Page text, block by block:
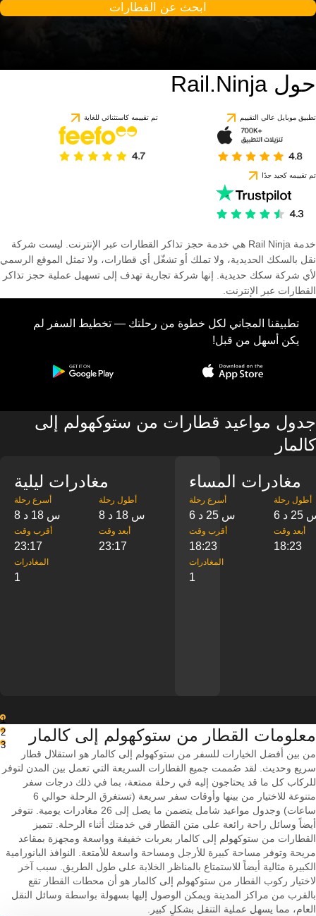
ابحث عن القطارات
حول Rail.Ninja
تطبيق موبايل عالي التقييم تم تقييمه كاستثنائي للغاية
تم تقييمه كجيد جدًا
خدمة Rail Ninja هي خدمة حجز تذاكر القطارات عبر الإنترنت. ليست شركة
نقل بالسكك الحديدية، ولا تملك أو تشغّل أي قطارات، ولا تمثل الموقع الرسمي
لأي شركة سكك حديدية. إنها شركة تجارية تهدف إلى تسهيل عملية حجز تذاكر
القطارات عبر الإنترنت.
تطبيقنا المجاني لكل خطوة من رحلتك — تخطيط السفر لم
يكن أسهل من قبل!
جدول مواعيد قطارات من ستوكهولم إلى
كالمار
مغادرات ليلية
‎أسرع رحلة
8 س 18 د
‎أطول رحلة
8 س 18 د
‎أقرب وقت
23:17
‎أبعد وقت
23:17
‎المغادرات
1
مغادرات المساء
‎أسرع رحلة
6 س 25 د
‎أطول رحلة
25 د
‎أقرب وقت
18:23
‎أبعد وقت
18:23
‎المغادرات
1
1
2
3
معلومات القطار من ‎ستوكهولم إلى ‎كالمار
من بين أفضل الخيارات للسفر من ستوكهولم إلى كالمار هو استقلال قطار
سريع وحديث. لقد صُممت جميع القطارات السريعة التي تعمل بين المدن لتوفر
للركاب كل ما قد يحتاجون إليه في رحلة ممتعة، بما في ذلك درجات سفر
متنوعة للاختيار من بينها وأوقات سفر سريعة (تستغرق الرحلة حوالي 6
ساعات) وجدول مواعيد شامل يتضمن ما يصل إلى 26 مغادرات يومية. تتوفر
أيضاً وسائل راحة رائعة على متن القطار في خدمتك أثناء الرحلة. تتميز
القطارات من ستوكهولم إلى كالمار بعربات خفيفة وواسعة ومجهزة بمقاعد
مريحة وتوفر مساحة كبيرة للأرجل ومساحة واسعة للأمتعة. النوافذ البانورامية
الكبيرة مثالية أيضاً للاستمتاع بالمناظر الخلابة على طول الطريق. سبب آخر
لاختيار ركوب القطار من ستوكهولم إلى كالمار هو أن محطات القطار تقع
بالقرب من مراكز المدينة ويمكن الوصول إليها بسهولة بواسطة وسائل النقل
العام، مما يسهل عملية التنقل بشكلٍ كبير.